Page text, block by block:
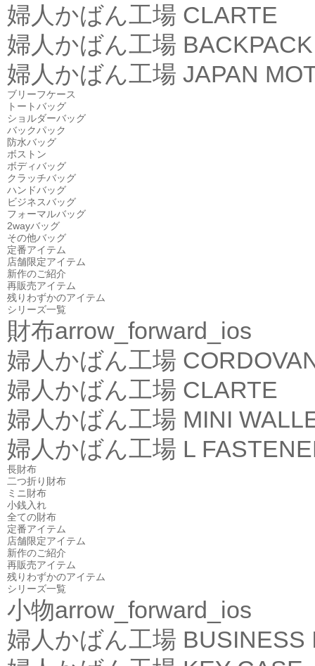
婦人かばん工場 CLARTE
婦人かばん工場 BACKPACK
婦人かばん工場 JAPAN
ブリーフケース
トートバッグ
ショルダーバッグ
バックパック
防水バッグ
ボストン
ボディバッグ
クラッチバッグ
ハンドバッグ
ビジネスバッグ
フォーマルバッグ
2wayバッグ
その他バッグ
定番アイテム
店舗限定アイテム
新作のご紹介
再販売アイテム
残りわずかのアイテム
シリーズ一覧
財布arrow_forward_ios
婦人かばん工場
婦人かばん工場 CLARTE
婦人かばん工場 MINI
婦人かばん工場 L
長財布
二つ折り財布
ミニ財布
小銭入れ
全ての財布
定番アイテム
店舗限定アイテム
新作のご紹介
再販売アイテム
残りわずかのアイテム
シリーズ一覧
小物arrow_forward_ios
婦人かばん工場 BUSINESS